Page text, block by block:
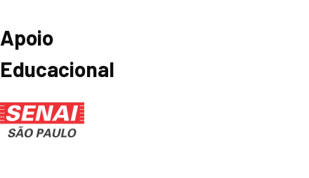
Apoio
Educacional